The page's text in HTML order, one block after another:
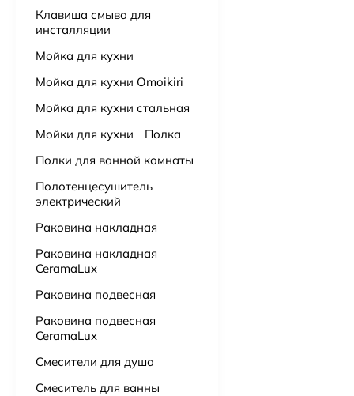
3 000₽
Клавиша смыва для
инсталляции
Мойка для кухни
Мойка для кухни Omoikiri
Мойка для кухни стальная
Мойки для кухни
Полка
Полки для ванной комнаты
Полотенцесушитель
электрический
Раковина накладная
Раковина накладная
CeramaLux
Раковина подвесная
Раковина подвесная
CeramaLux
Смесители для душа
Смеситель для ванны